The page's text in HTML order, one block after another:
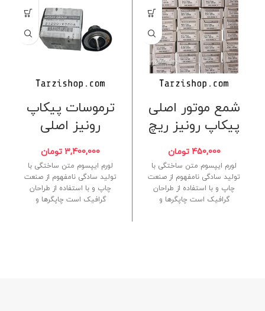
شمع موتور اصلی
پیکاپ رونیز ریچ
450,000 تومان
لورم ایپسوم متن ساختگی با
تولید سادگی نامفهوم از صنعت
چاپ و با استفاده از طراحان
گرافیک است چاپگرها و
ترموسات پیکاپ
رونیز اصلی
3,400,000 تومان
لورم ایپسوم متن ساختگی با
تولید سادگی نامفهوم از صنعت
چاپ و با استفاده از طراحان
گرافیک است چاپگرها و